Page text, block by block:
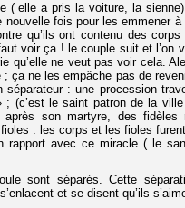
( elle a pris la voiture, la
fois pour les emmener
qu’ils ont contenu des
voir ça ! le couple suit et l’on
qu’elle ne veut pas voir cela.
ça ne les empâche pas de
séparateur : une procession
; (c’est le saint patron de la
après son martyre, des
: les corps et les fioles
rapport avec ce miracle ( le
sont séparés. Cette
et se disent qu’ils